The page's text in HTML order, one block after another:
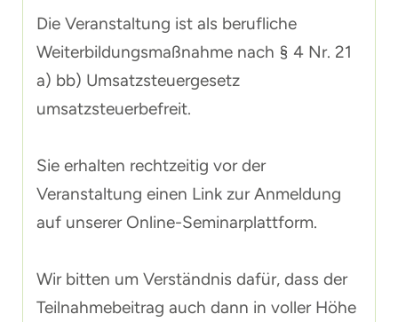
Die Veranstaltung ist als berufliche
Weiterbildungsmaßnahme nach § 4 Nr. 21
a) bb) Umsatzsteuergesetz
umsatzsteuerbefreit.
Sie erhalten rechtzeitig vor der
Veranstaltung einen Link zur Anmeldung
auf unserer Online-Seminarplattform.
Wir bitten um Verständnis dafür, dass der
Teilnahmebeitrag auch dann in voller Höhe